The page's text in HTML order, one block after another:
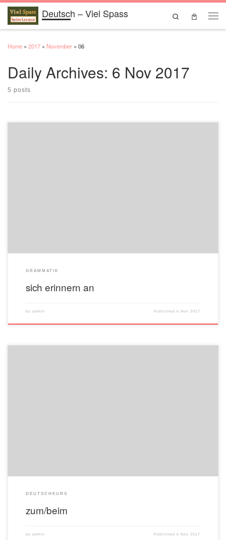
Skip to contentDeutsch – Viel Spass
Search
Home » 2017 » November » 06
Daily Archives: 6 Nov 2017
5 posts
GRAMMATIK
sich erinnern an
by admin Published6 Nov 2017
DEUTSCHKURS
zum/beim
by admin Published6 Nov 2017